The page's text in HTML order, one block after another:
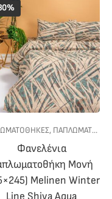
,
ΠΡΟΣΤΑΤΕΥΤΙΚΑ,ΠΡΟΣΤΑΤΕΥΤΙΚΑ
Κάλυμμα Στρώματος
Size
Καπιτονέ Melinen
Microfiber